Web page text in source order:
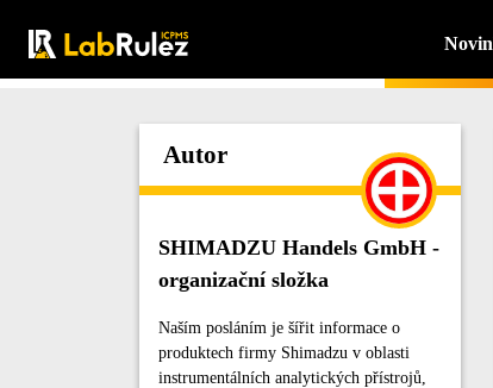
Autor
SHIMADZU Handels GmbH -
organizační složka
Naším posláním je šířit informace o
produktech firmy Shimadzu v oblasti
instrumentálních analytických přístrojů,